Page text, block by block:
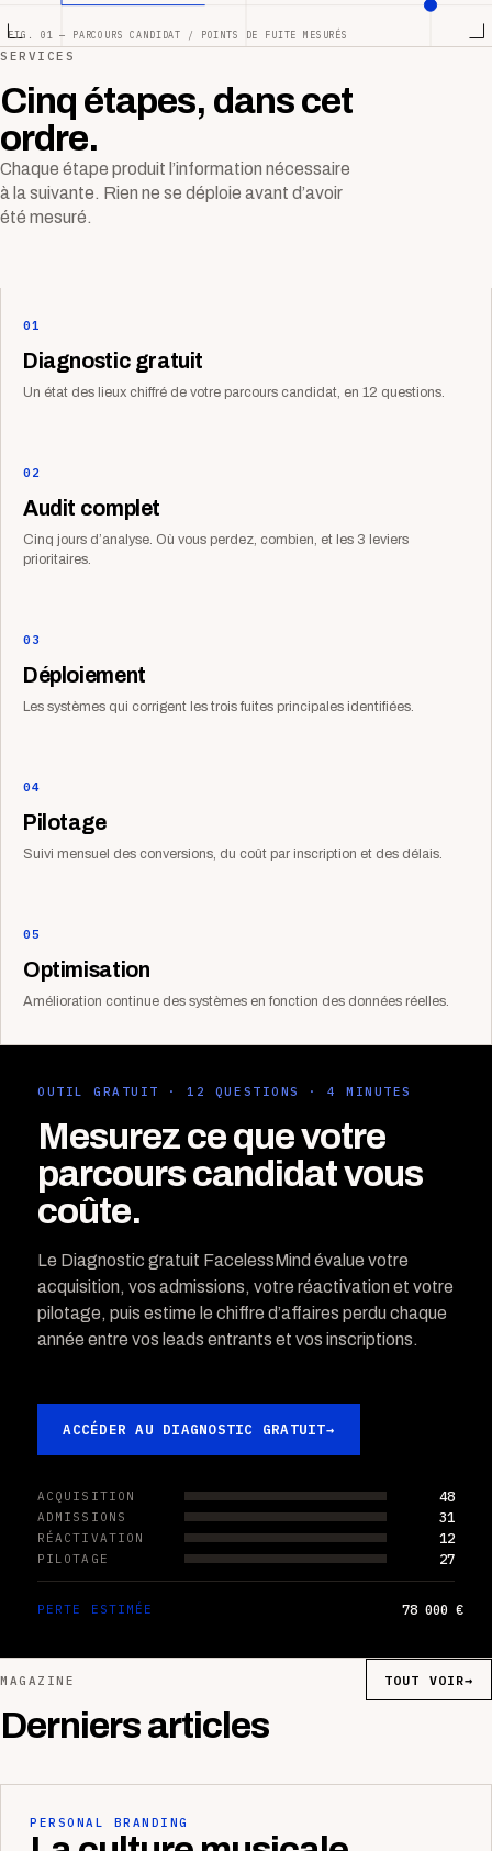
FIG. 01 — PARCOURS CANDIDAT / POINTS DE FUITE MESURÉS
SERVICES
Cinq étapes, dans cet
ordre.
Chaque étape produit l’information nécessaire
à la suivante. Rien ne se déploie avant d’avoir
été mesuré.
01
Diagnostic gratuit
Un état des lieux chiffré de votre parcours candidat, en 12 questions.
02
Audit complet
Cinq jours d’analyse. Où vous perdez, combien, et les 3 leviers
prioritaires.
03
Déploiement
Les systèmes qui corrigent les trois fuites principales identifiées.
04
Pilotage
Suivi mensuel des conversions, du coût par inscription et des délais.
05
Optimisation
Amélioration continue des systèmes en fonction des données réelles.
OUTIL GRATUIT · 12 QUESTIONS · 4 MINUTES
Mesurez ce que votre
parcours candidat vous
coûte.
Le Diagnostic gratuit FacelessMind évalue votre
acquisition, vos admissions, votre réactivation et votre
pilotage, puis estime le chiffre d’affaires perdu chaque
année entre vos leads entrants et vos inscriptions.
ACCÉDER AU DIAGNOSTIC GRATUIT→
ACQUISITION 48
ADMISSIONS 31
RÉACTIVATION 12
PILOTAGE 27
PERTE ESTIMÉE 78 000 €
MAGAZINE
Derniers articles
TOUT VOIR→
PERSONAL BRANDING